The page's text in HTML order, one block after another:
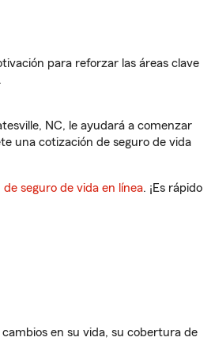
para reforzar las áreas clave
NC, le ayudará a comenzar
una cotización de seguro de vida
seguro de vida en línea. ¡Es rápido
en su vida, su cobertura de